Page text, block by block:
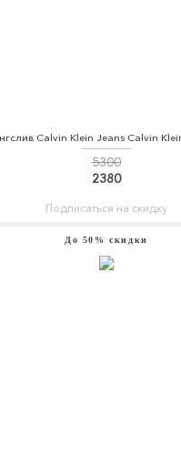
5300
2380
Подписаться на скидку
До 50% скидки